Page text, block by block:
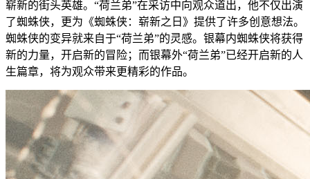
崭新的街头英雄。“荷兰弟”在采访中向观众道出，他不仅出演
了蜘蛛侠，更为《蜘蛛侠：崭新之日》提供了许多创意想法。
蜘蛛侠的变异就来自于“荷兰弟”的灵感。银幕内蜘蛛侠将获得
新的力量，开启新的冒险；而银幕外“荷兰弟”已经开启新的人
生篇章，将为观众带来更精彩的作品。